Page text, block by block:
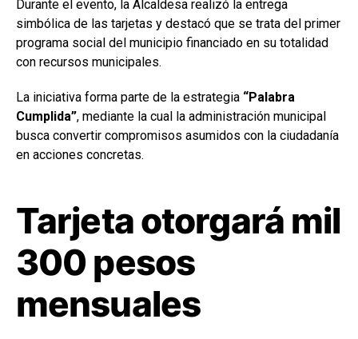
Durante el evento, la Alcaldesa realizó la entrega
simbólica de las tarjetas y destacó que se trata del primer
programa social del municipio financiado en su totalidad
con recursos municipales.
La iniciativa forma parte de la estrategia “Palabra
Cumplida”, mediante la cual la administración municipal
busca convertir compromisos asumidos con la ciudadanía
en acciones concretas.
Tarjeta otorgará mil
300 pesos
mensuales